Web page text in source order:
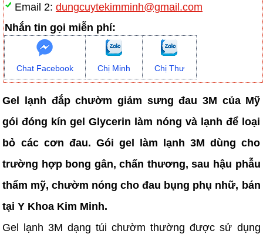
Email 2: dungcuytekimminh@gmail.com
Nhắn tin gọi miễn phí:
Chat Facebook Chị Minh Chị Thư
Gel lạnh đắp chườm giảm sưng đau 3M của Mỹ
gói đóng kín gel Glycerin làm nóng và lạnh để loại
bỏ các cơn đau. Gói gel làm lạnh 3M dùng cho
trường hợp bong gân, chấn thương, sau hậu phẫu
thẩm mỹ, chườm nóng cho đau bụng phụ nhữ, bán
tại Y Khoa Kim Minh.
Gel lạnh 3M dạng túi chườm thường được sử dụng